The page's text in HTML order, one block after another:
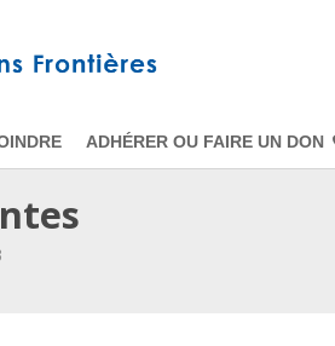
ADHÉRER OU FAIRE UN DON